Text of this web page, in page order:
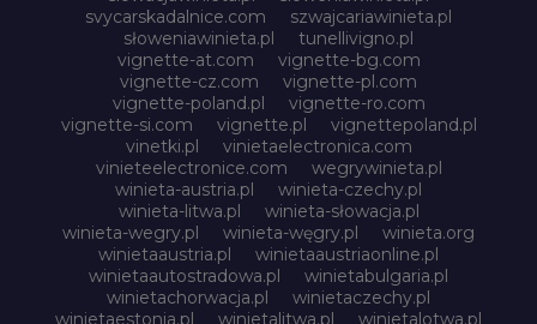
svycarskadalnice.com
szwajcariawinieta.pl
słoweniawinieta.pl
tunellivigno.pl
vignette-at.com
vignette-bg.com
vignette-cz.com
vignette-pl.com
vignette-poland.pl
vignette-ro.com
vignette-si.com
vignette.pl
vignettepoland.pl
vinetki.pl
vinietaelectronica.com
vinieteelectronice.com
wegrywinieta.pl
winieta-austria.pl
winieta-czechy.pl
winieta-litwa.pl
winieta-słowacja.pl
winieta-wegry.pl
winieta-węgry.pl
winieta.org
winietaaustria.pl
winietaaustriaonline.pl
winietaautostradowa.pl
winietabulgaria.pl
winietachorwacja.pl
winietaczechy.pl
winietaestonia.pl
winietalitwa.pl
winietalotwa.pl